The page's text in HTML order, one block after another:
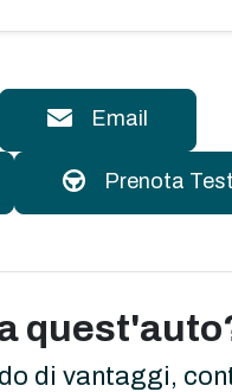
Email
Prenota
di vantaggi,